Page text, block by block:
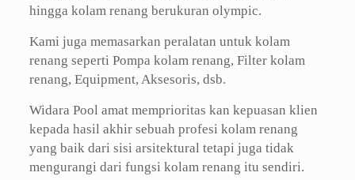
hingga kolam renang berukuran olympic.
Kami juga memasarkan peralatan untuk kolam
renang seperti Pompa kolam renang, Filter kolam
renang, Equipment, Aksesoris, dsb.
Widara Pool amat memprioritas kan kepuasan klien
kepada hasil akhir sebuah profesi kolam renang
yang baik dari sisi arsitektural tetapi juga tidak
mengurangi dari fungsi kolam renang itu sendiri.